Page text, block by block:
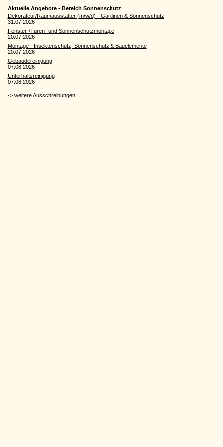
Aktuelle Angebote - Bereich Sonnenschutz
Dekorateur/Raumausstatter (m/w/d) - Gardinen & Sonnenschutz
31.07.2026
Fenster-/Türen- und Sonnenschutzmontage
20.07.2026
Montage - Insektenschutz, Sonnenschutz & Bauelemente
20.07.2026
Gebäudereinigung
07.08.2026
Unterhaltsreinigung
07.08.2026
-> weitere Ausschreibungen